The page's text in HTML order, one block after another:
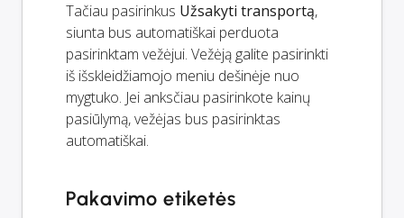
Tačiau pasirinkus Užsakyti transportą,
siunta bus automatiškai perduota
pasirinktam vežėjui. Vežėją galite pasirinkti
iš išskleidžiamojo meniu dešinėje nuo
mygtuko. Jei anksčiau pasirinkote kainų
pasiūlymą, vežėjas bus pasirinktas
automatiškai.
Pakavimo etiketės